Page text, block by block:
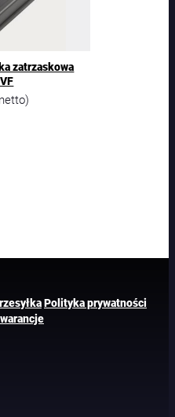
zatrzaskowa
netto)
Polityka prywatności